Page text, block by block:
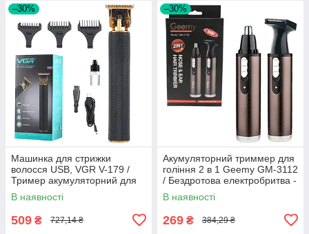
–30%
Машинка для стрижки
волосся USB, VGR V-179 /
Тример акумуляторний для
стрижки бороди
В наявності
509 ₴ 727,14 ₴
–30%
Акумуляторний триммер для
гоління 2 в 1 Geemy GM-3112
/ Бездротова електробритва -
триммер для чоловіків
В наявності
269 ₴ 384,29 ₴